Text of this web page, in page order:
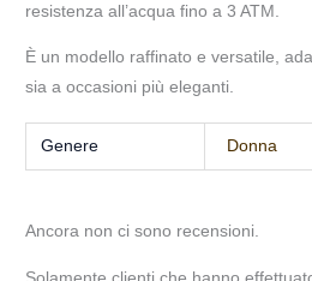
resistenza all’acqua fino a 3 ATM.
È un modello raffinato e versatile,
sia a occasioni più eleganti.
Genere Donna
Ancora non ci sono recensioni.